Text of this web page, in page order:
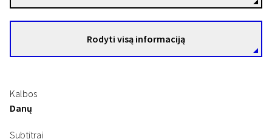
Rodyti visą informaciją
Kalbos
Danų
Subtitrai